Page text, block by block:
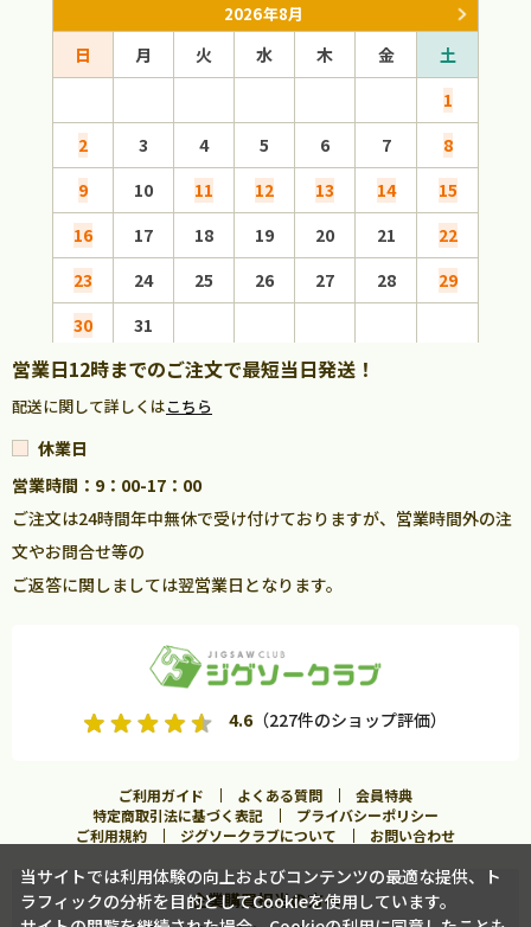
入荷案内申し込み
2026年8月
日 月 火 水 木 金
土
1
2
3 4 5 6 7
8
9
10 11 12 13 14
15
16
17 18 19 20 21
22
23
24 25 26 27 28
29
30
31
営業日12時までのご注文で最短当日発送！
配送に関して詳しくはこちら
休業日
営業時間：9：00-17：00
ご注文は24時間年中無休で受け付けておりますが、営業時間外の注
文やお問合せ等の
ご返答に関しましては翌営業日となります。
4.6（227件のショップ評価）
ご利用ガイド よくある質問
会員特典
特定商取引法に基づく表記
プライバシーポリシー
ご利用規約
ジグソークラブについて お問い合わせ
企業購買担当の方へ
当サイトでは利用体験の向上およびコンテンツの最適な提供、ト
ラフィックの分析を目的としてCookieを使用しています。